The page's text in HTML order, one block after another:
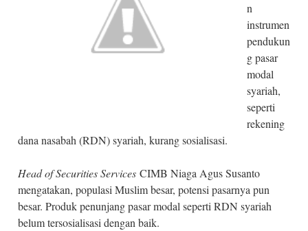
n
instrumen
pendukun
g pasar
modal
syariah,
seperti
rekening
dana nasabah (RDN) syariah, kurang sosialisasi.
Head of Securities Services CIMB Niaga Agus Susanto
mengatakan, populasi Muslim besar, potensi pasarnya pun
besar. Produk penunjang pasar modal seperti RDN syariah
belum tersosialisasi dengan baik.